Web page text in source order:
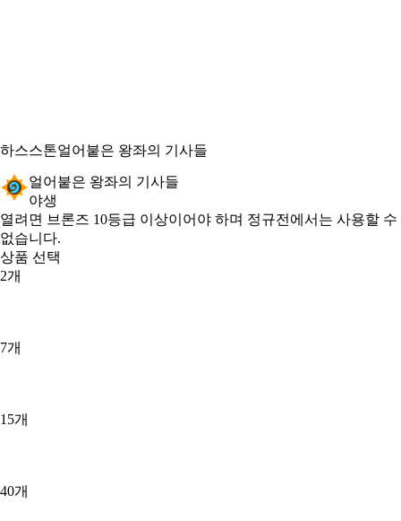
하스스톤얼어붙은 왕좌의 기사들
얼어붙은 왕좌의 기사들
야생
Product Notification
열려면 브론즈 10등급 이상이어야 하며 정규전에서는 사용할 수
없습니다.
상품 선택
2개
7개
15개
40개